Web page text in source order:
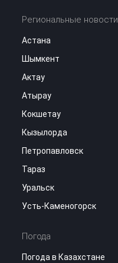
Региональные новости
Астана
Шымкент
Актау
Атырау
Кокшетау
Кызылорда
Петропавловск
Тараз
Уральск
Усть-Каменогорск
Погода
Погода в Казахстане